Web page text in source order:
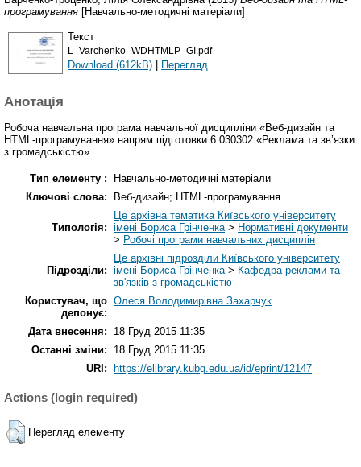
програмування [Навчально-методичні матеріали]
Текст
L_Varchenko_WDHTMLP_GI.pdf
Download (612kB) | Перегляд
Анотація
Робоча навчальна програма навчальної дисципліни «Веб-дизайн та
HTML-програмування» напрям підготовки 6.030302 «Реклама та зв’язки
з громадськістю»
Тип елементу :
Навчально-методичні матеріали
Ключові слова:
Веб-дизайн; HTML-програмування
Типологія:
Це архівна тематика Київського університету
імені Бориса Грінченка> Нормативні документи
> Робочі програми навчальних дисциплін
Підрозділи:
Це архівні підрозділи Київського університету
імені Бориса Грінченка> Кафедра реклами та
зв'язків з громадськістю
Користувач, що
депонує:
Олеся Володимирівна Захарчук
Дата внесення:
18 Груд 2015 11:35
Останні зміни:
18 Груд 2015 11:35
URI:
https://elibrary.kubg.edu.ua/id/eprint/12147
Actions (login required)
Перегляд елементу